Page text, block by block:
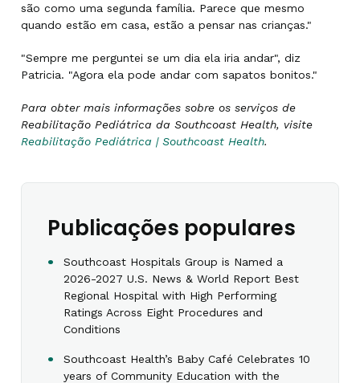
são como uma segunda família. Parece que mesmo
quando estão em casa, estão a pensar nas crianças."
"Sempre me perguntei se um dia ela iria andar", diz
Patricia. "Agora ela pode andar com sapatos bonitos."
Para obter mais informações sobre os serviços de
Reabilitação Pediátrica da Southcoast Health, visite
Reabilitação Pediátrica | Southcoast Health.
Publicações populares
Southcoast Hospitals Group is Named a
2026-2027 U.S. News & World Report Best
Regional Hospital with High Performing
Ratings Across Eight Procedures and
Conditions
Southcoast Health’s Baby Café Celebrates 10
years of Community Education with the